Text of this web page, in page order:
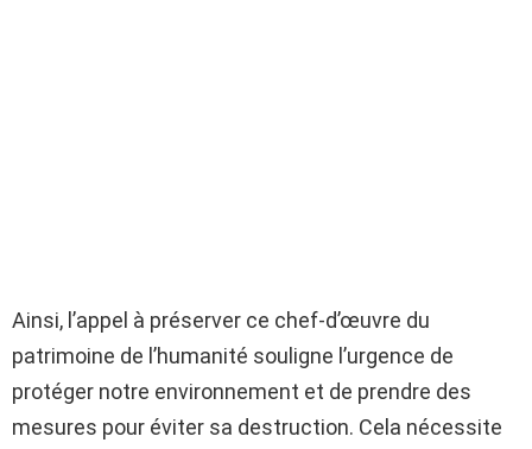
Ainsi, l’appel à préserver ce chef-d’œuvre du
patrimoine de l’humanité souligne l’urgence de
protéger notre environnement et de prendre des
mesures pour éviter sa destruction. Cela nécessite